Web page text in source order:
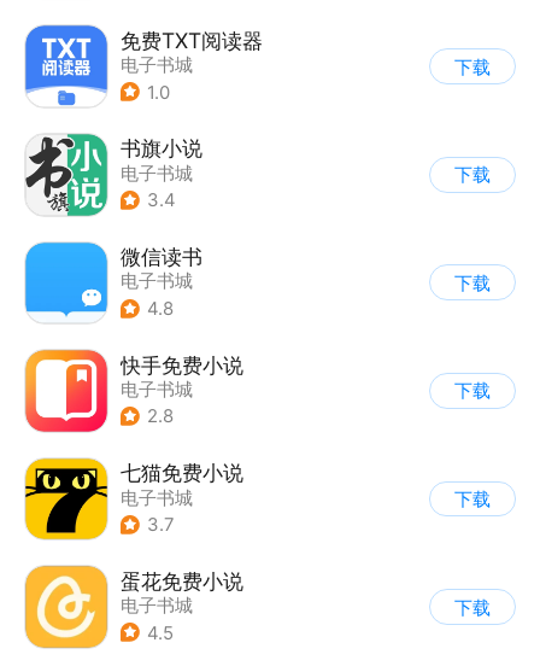
免费TXT阅读器
电子书城
1.0
下载
书旗小说
电子书城
3.4
下载
微信读书
电子书城
4.8
下载
快手免费小说
电子书城
2.8
下载
七猫免费小说
电子书城
3.7
下载
蛋花免费小说
电子书城
4.5
下载